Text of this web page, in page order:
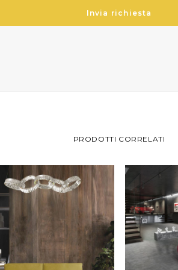
PRODOTTI CORRELATI